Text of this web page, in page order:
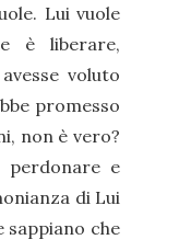
Lui vuole
è liberare,
voluto
promesso
non è vero?
e
di Lui
sappiano che